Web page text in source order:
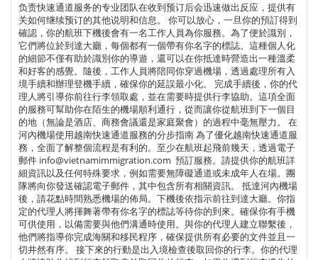
负责快速通道服务的专业团队在收到预订后会迅速做出反应，提供有
关如何继续预订的其他说明和信息。 你可以放心，一旦你的預訂得到
確認，你的航班下機後會有一名工作人員為你服務。為了便於識別，
它們將位於到達大廳，每個都有一個帶有你名字的標誌。這種個人化
的細節不僅有助於識別你的導遊，還可以在你抵達時營造出一種溫柔
和好客的感覺。隨後，工作人員將陪同你穿過機場，透過處理所有入
境手續和辦理登機手續，確保你的延誤最小化。 完成手續後，你的代
理人將引導你前往行李領取處，並在需要時提供行李協助。這項全面
的服務可幫助你在陌生的機場順利通行，從而讓你從航班到下一個目
的地（無論是酒店、商務會議還是家庭聚會）的過程中毫無壓力。 在
河內機場使用越南快速通道服務的分步指南 為了優化越南快速通道服
務，全面了解整個流程是有利的。至少在航班起飛前幾天，透過電子
郵件 info@vietnamimmigration.com 預訂服務。請提供你的航班詳
細資訊以及任何特殊要求，例如需要無障礙通道或未成年人在場。團
隊將向你發送確認電子郵件，其中包含所有相關資訊。 抵達河內機場
後，請花點時間熟悉機場的佈局。下機後依指示前往到達大廳。你指
定的代理人將揮舞著帶有你名字的標誌等待你的到來。確保你有手機
可供使用，以備需要與他們溝通時使用。與你的代理人建立聯繫後，
他們將指導你完成海關和移民程序，確保提供所有必要的文件並且一
切井然有序。 接下來的行動是出入境檢查後取回你的行李。你的代理